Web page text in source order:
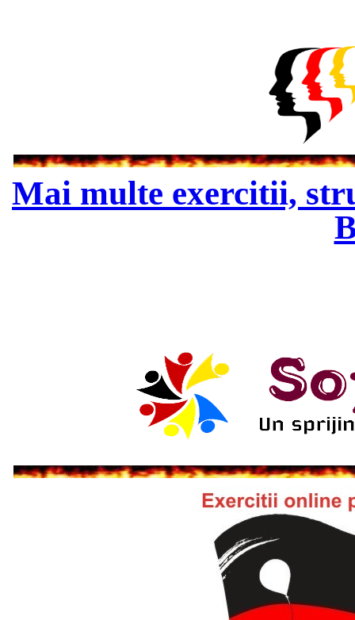
Mai multe exercitii,